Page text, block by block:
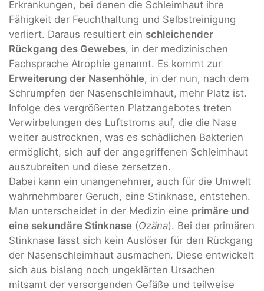
Erkrankungen, bei denen die Schleimhaut ihre
Fähigkeit der Feuchthaltung und Selbstreinigung
verliert. Daraus resultiert ein schleichender
Rückgang des Gewebes, in der medizinischen
Fachsprache Atrophie genannt. Es kommt zur
Erweiterung der Nasenhöhle, in der nun, nach dem
Schrumpfen der Nasenschleimhaut, mehr Platz ist.
Infolge des vergrößerten Platzangebotes treten
Verwirbelungen des Luftstroms auf, die die Nase
weiter austrocknen, was es schädlichen Bakterien
ermöglicht, sich auf der angegriffenen Schleimhaut
auszubreiten und diese zersetzen.
Dabei kann ein unangenehmer, auch für die Umwelt
wahrnehmbarer Geruch, eine Stinknase, entstehen.
Man unterscheidet in der Medizin eine primäre und
eine sekundäre Stinknase (Ozäna). Bei der primären
Stinknase lässt sich kein Auslöser für den Rückgang
der Nasenschleimhaut ausmachen. Diese entwickelt
sich aus bislang noch ungeklärten Ursachen
mitsamt der versorgenden Gefäße und teilweise